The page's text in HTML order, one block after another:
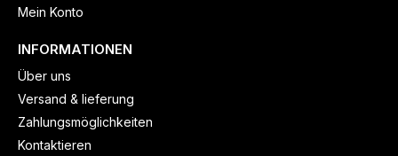
Mein Konto
INFORMATIONEN
Über uns
Versand & lieferung
Zahlungsmöglichkeiten
Kontaktieren